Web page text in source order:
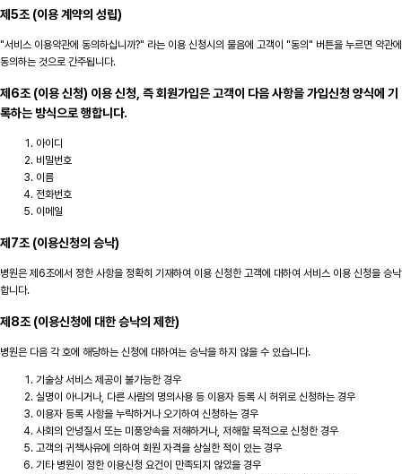
제5조 (이용 계약의 성립)
"서비스 이용약관에 동의하십니까?" 라는 이용 신청시의 물음에 고객이 "동의" 버튼을 누르면 약관에
동의하는 것으로 간주됩니다.
제6조 (이용 신청) 이용 신청, 즉 회원가입은 고객이 다음 사항을 가입신청 양식에 기
록하는 방식으로 행합니다.
아이디
비밀번호
이름
전화번호
이메일
제7조 (이용신청의 승낙)
병원은 제6조에서 정한 사항을 정확히 기재하여 이용 신청한 고객에 대하여 서비스 이용 신청을 승낙
합니다.
제8조 (이용신청에 대한 승낙의 제한)
병원은 다음 각 호에 해당하는 신청에 대하여는 승낙을 하지 않을 수 있습니다.
기술상 서비스 제공이 불가능한 경우
실명이 아니거나, 다른 사람의 명의사용 등 이용자 등록 시 허위로 신청하는 경우
이용자 등록 사항을 누락하거나 오기하여 신청하는 경우
사회의 안녕질서 또는 미풍양속을 저해하거나, 저해할 목적으로 신청한 경우
고객의 귀책사유에 의하여 회원 자격을 상실한 적이 있는 경우
기타 병원이 정한 이용신청 요건이 만족되지 않았을 경우